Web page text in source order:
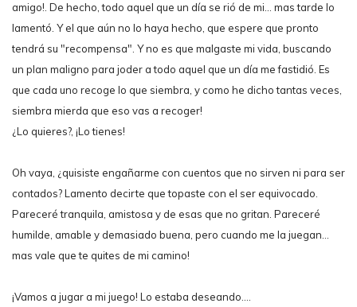
amigo!. De hecho, todo aquel que un día se rió de mi... mas tarde lo
lamentó. Y el que aún no lo haya hecho, que espere que pronto
tendrá su "recompensa". Y no es que malgaste mi vida, buscando
un plan maligno para joder a todo aquel que un día me fastidió. Es
que cada uno recoge lo que siembra, y como he dicho tantas veces,
siembra mierda que eso vas a recoger!
¿Lo quieres?, ¡Lo tienes!
Oh vaya, ¿quisiste engañarme con cuentos que no sirven ni para ser
contados? Lamento decirte que topaste con el ser equivocado.
Pareceré tranquila, amistosa y de esas que no gritan. Pareceré
humilde, amable y demasiado buena, pero cuando me la juegan...
mas vale que te quites de mi camino!
¡Vamos a jugar a mi juego! Lo estaba deseando....